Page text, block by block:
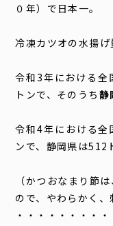
０年）で日本一。
冷凍カツオの水揚げ
令和3年における
トンで、そのうち 静
令和4年における全
ンで、静岡県は512
（かつおなまり節
ので、やわらかく、
・・・・・・・・・